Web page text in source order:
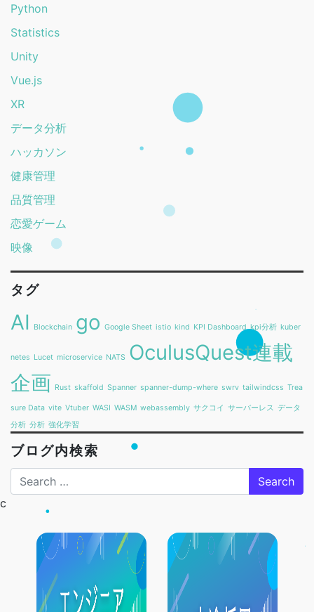
Python
Statistics
Unity
Vue.js
XR
データ分析
ハッカソン
健康管理
品質管理
恋愛ゲーム
映像
タグ
AI Blockchain go Google Sheet istio kind KPI Dashboard kpi分析 kuber
netes Lucet microservice NATS OculusQuest連載
企画 Rust skaffold Spanner spanner-dump-where swrv tailwindcss Trea
sure Data vite Vtuber WASI WASM webassembly サクコイ サーバーレス データ
分析 分析 強化学習
ブログ内検索
Search
c